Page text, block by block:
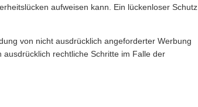
aufweisen kann. Ein lückenloser Schutz
von nicht ausdrücklich angeforderter Werbung
rechtliche Schritte im Falle der